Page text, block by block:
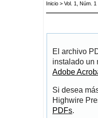
Inicio > Vol. 1, Núm. 1
El archivo
instalado un
Adobe
Si desea
Highwire
PDFs.